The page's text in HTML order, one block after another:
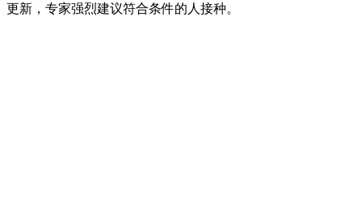
更新，专家强烈建议符合条件的人接种。